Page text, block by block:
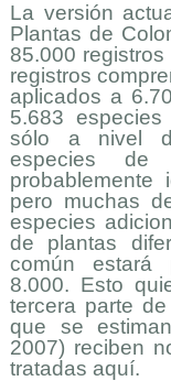
La versión
Plantas de
85.000
registros
aplicados a
5.683
sólo a nivel
especies de
probablemente
pero muchas
especies
de plantas
común estará
8.000. Esto
tercera parte
que se
2007) reciben
tratadas aquí.